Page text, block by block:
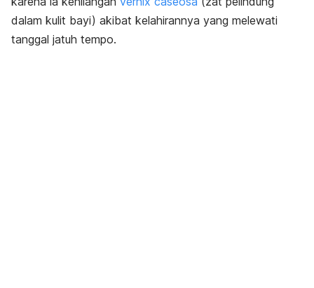
dalam kulit bayi) akibat kelahirannya yang melewati
tanggal jatuh tempo.